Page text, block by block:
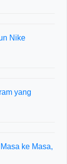
Nike
yang
ke Masa,